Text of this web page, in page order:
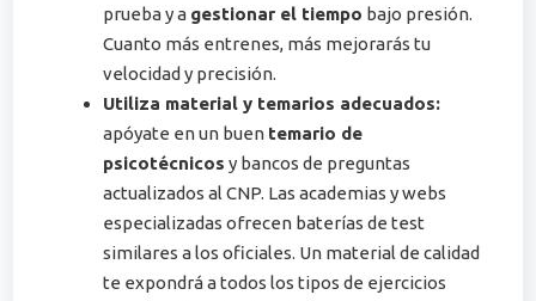
prueba y a gestionar el tiempo bajo presión.
Cuanto más entrenes, más mejorarás tu
velocidad y precisión.
Utiliza material y temarios adecuados:
apóyate en un buen temario de
psicotécnicos y bancos de preguntas
actualizados al CNP. Las academias y webs
especializadas ofrecen baterías de test
similares a los oficiales​. Un material de calidad
te expondrá a todos los tipos de ejercicios